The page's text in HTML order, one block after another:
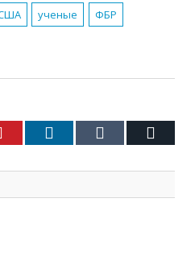
ученые
ФБР
Pinterest LinkedIn Tumblr